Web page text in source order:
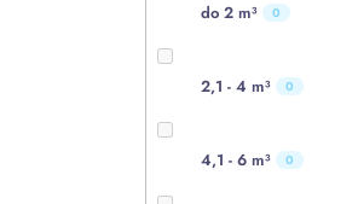
do 2 m³ 0
2,1 - 4 m³ 0
4,1 - 6 m³ 0